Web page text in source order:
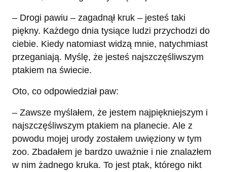
– Drogi pawiu – zagadnął kruk – jesteś taki
piękny. Każdego dnia tysiące ludzi przychodzi do
ciebie. Kiedy natomiast widzą mnie, natychmiast
przeganiają. Myślę, że jesteś najszczęśliwszym
ptakiem na świecie.
Oto, co odpowiedział paw:
– Zawsze myślałem, że jestem najpiękniejszym i
najszczęśliwszym ptakiem na planecie. Ale z
powodu mojej urody zostałem uwięziony w tym
zoo. Zbadałem je bardzo uważnie i nie znalazłem
w nim żadnego kruka. To jest ptak, którego nikt